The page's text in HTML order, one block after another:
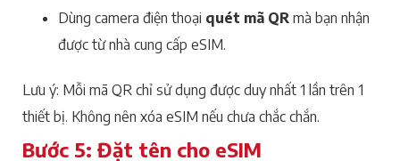
Dùng camera điện thoại quét mã QR mà bạn nhận
được từ nhà cung cấp eSIM.
Lưu ý: Mỗi mã QR chỉ sử dụng được duy nhất 1 lần trên 1
thiết bị. Không nên xóa eSIM nếu chưa chắc chắn.
Bước 5: Đặt tên cho eSIM